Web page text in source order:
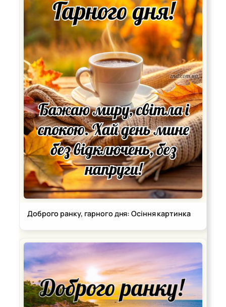
Доброго ранку, гарного дня: Осіння картинка